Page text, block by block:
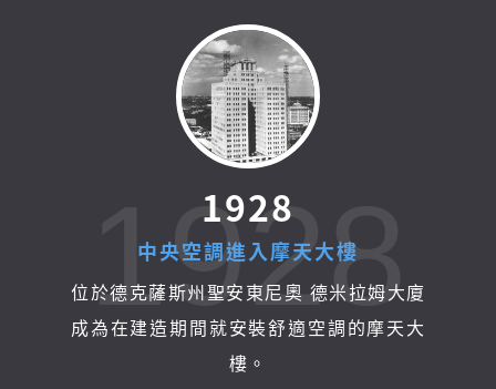
1928
1928
中央空調進入摩天大樓
位於德克薩斯州聖安東尼奧 德米拉姆大廈
成為在建造期間就安裝舒適空調的摩天大
樓。